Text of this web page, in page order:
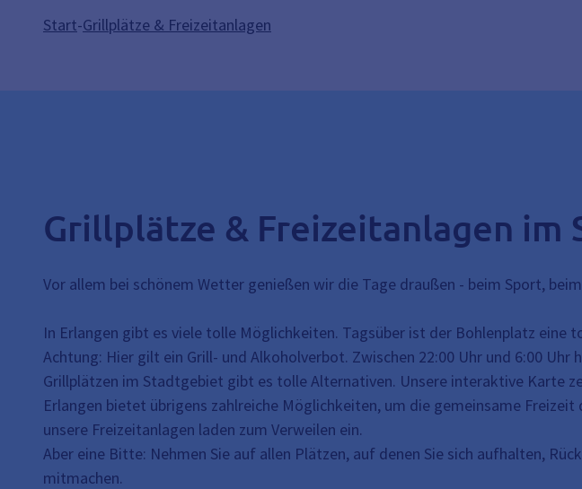
Start-Grillplätze & Freizeitanlagen
Grillplätze & Freizeitanlagen im
Vor allem bei schönem Wetter genießen wir die Tage draußen - beim Sport,
In Erlangen gibt es viele tolle Möglichkeiten. Tagsüber ist der Bohlenplatz
Achtung: Hier gilt ein Grill- und Alkoholverbot. Zwischen 22:00 Uhr und 6:00
Grillplätzen im Stadtgebiet gibt es tolle Alternativen. Unsere interaktive Karte
Erlangen bietet übrigens zahlreiche Möglichkeiten, um die gemeinsame
unsere Freizeitanlagen laden zum Verweilen ein.
Aber eine Bitte: Nehmen Sie auf allen Plätzen, auf denen Sie sich aufhalten,
mitmachen.